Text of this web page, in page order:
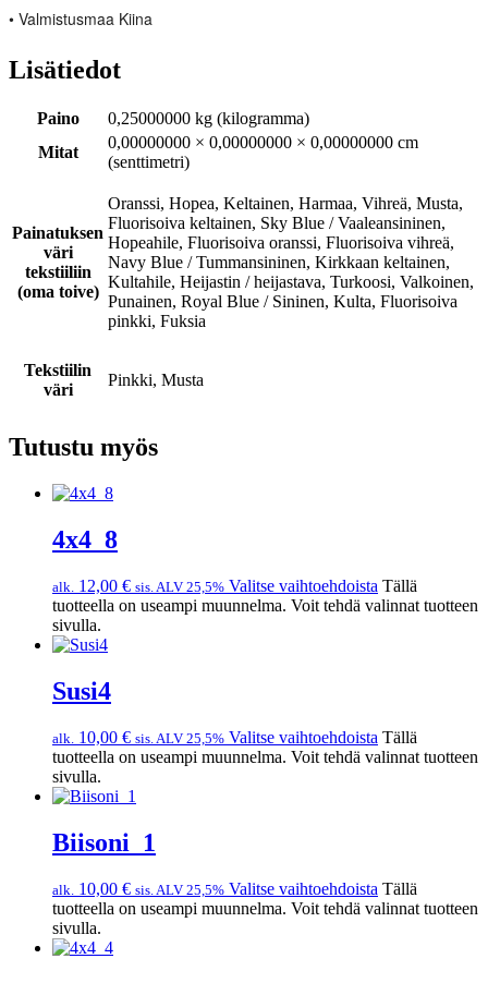
• Valmistusmaa Kiina
Lisätiedot
Paino
0,25000000 kg (kilogramma)
Mitat
0,00000000 × 0,00000000 × 0,00000000 cm
(senttimetri)
Painatuksen
väri
tekstiiliin
(oma toive)
Oranssi, Hopea, Keltainen, Harmaa, Vihreä, Musta,
Fluorisoiva keltainen, Sky Blue / Vaaleansininen,
Hopeahile, Fluorisoiva oranssi, Fluorisoiva vihreä,
Navy Blue / Tummansininen, Kirkkaan keltainen,
Kultahile, Heijastin / heijastava, Turkoosi, Valkoinen,
Punainen, Royal Blue / Sininen, Kulta, Fluorisoiva
pinkki, Fuksia
Tekstiilin
väri
Pinkki, Musta
Tutustu myös
4x4_8
alk. 12,00 € sis. ALV 25,5% Valitse vaihtoehdoista Tällä
tuotteella on useampi muunnelma. Voit tehdä valinnat tuotteen
sivulla.
Susi4
alk. 10,00 € sis. ALV 25,5% Valitse vaihtoehdoista Tällä
tuotteella on useampi muunnelma. Voit tehdä valinnat tuotteen
sivulla.
Biisoni_1
alk. 10,00 € sis. ALV 25,5% Valitse vaihtoehdoista Tällä
tuotteella on useampi muunnelma. Voit tehdä valinnat tuotteen
sivulla.